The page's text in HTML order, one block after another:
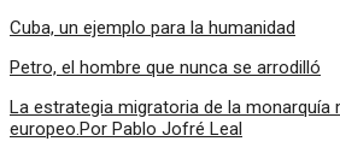
Cuba, un ejemplo para la humanidad
Petro, el hombre que nunca se arrodilló
La estrategia migratoria de la monarquía
europeo.Por Pablo Jofré Leal